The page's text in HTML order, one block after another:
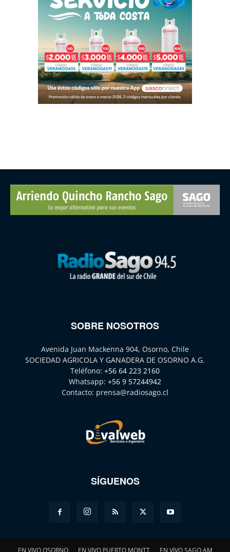
SOBRE NOSOTROS
Avenida Juan Mackenna 904, Osorno, Chile
SOCIEDAD AGRICOLA Y GANADERA DE OSORNO A.G.
Teléfono: +56 64 223 2160
Whatsapp: +56 9 57244942
Contacto: prensa@radiosago.cl
SÍGUENOS